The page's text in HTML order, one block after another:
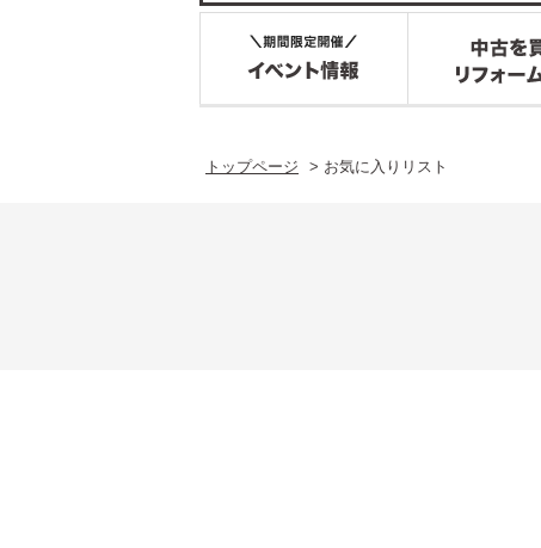
トップページ
> お気に入りリスト